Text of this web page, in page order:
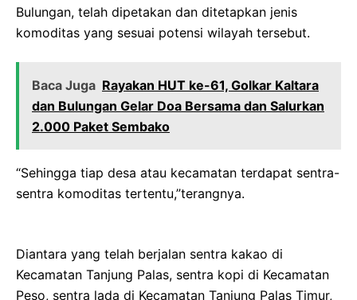
Bulungan, telah dipetakan dan ditetapkan jenis
komoditas yang sesuai potensi wilayah tersebut.
Baca Juga Rayakan HUT ke-61, Golkar Kaltara
dan Bulungan Gelar Doa Bersama dan Salurkan
2.000 Paket Sembako
“Sehingga tiap desa atau kecamatan terdapat sentra-
sentra komoditas tertentu,”terangnya.
Diantara yang telah berjalan sentra kakao di
Kecamatan Tanjung Palas, sentra kopi di Kecamatan
Peso, sentra lada di Kecamatan Tanjung Palas Timur,